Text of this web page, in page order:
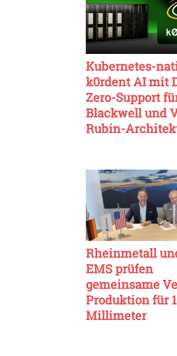
Kubernetes-
k0rdent AI mit
Zero-Support
Blackwell und
Rubin-
Rheinmetall
EMS prüfen
gemeinsame
Produktion für
Millimeter